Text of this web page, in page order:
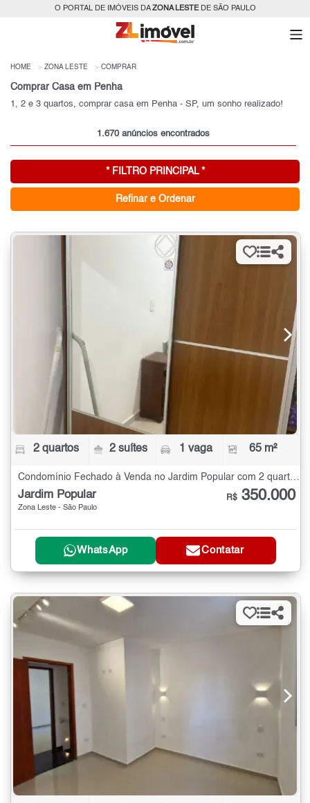
O PORTAL DE IMÓVEIS DAZONA LESTEDE SÃO PAULO
HOME ZONA LESTE COMPRAR
Comprar Casa em Penha
1, 2 e 3 quartos, comprar casa em Penha - SP, um sonho realizado!
1.670 anúncios encontrados
* FILTRO PRINCIPAL *
Refinar e Ordenar
2 quartos 2 suítes 1 vaga 65 m²
Jardim Popular
Zona Leste - São Paulo
R$ 350.000
WhatsApp Contatar